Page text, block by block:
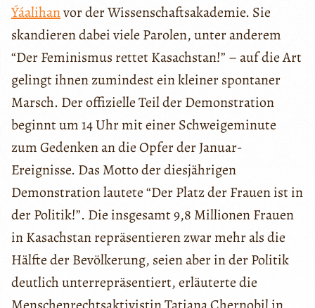
Ýáalihanvor der Wissenschaftsakademie. Sie
skandieren dabei viele Parolen, unter anderem
“Der Feminismus rettet Kasachstan!” – auf die Art
gelingt ihnen zumindest ein kleiner spontaner
Marsch. Der offizielle Teil der Demonstration
beginnt um 14 Uhr mit einer Schweigeminute
zum Gedenken an die Opfer der Januar-
Ereignisse. Das Motto der diesjährigen
Demonstration lautete “Der Platz der Frauen ist in
der Politik!”. Die insgesamt 9,8 Millionen Frauen
in Kasachstan repräsentieren zwar mehr als die
Hälfte der Bevölkerung, seien aber in der Politik
deutlich unterrepräsentiert, erläuterte die